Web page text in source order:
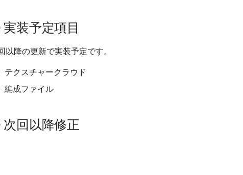
実装予定項目
以降の更新で実装予定です。
テクスチャークラウド
編成ファイル
次回以降修正